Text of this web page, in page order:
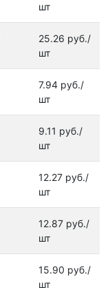
шт
25.26 руб./
шт
7.94 руб./
шт
9.11 руб./
шт
12.27 руб./
шт
12.87 руб./
шт
15.90 руб./
шт